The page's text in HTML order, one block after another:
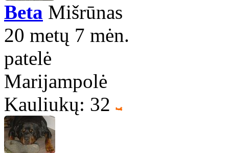
Beta Mišrūnas
20 metų 7 mėn.
patelė
Marijampolė
Kauliukų: 32